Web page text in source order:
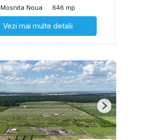
Mosnita Noua
646 mp
Vezi mai multe detalii
Next